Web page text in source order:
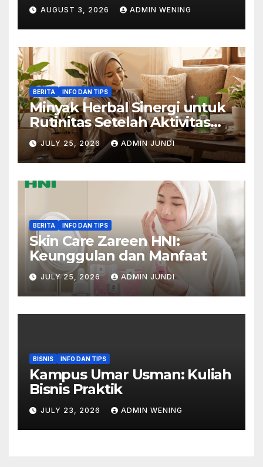
AUGUST 3, 2026 ADMIN WENING
BERITA INFO DAN TIPS
Minyak Herbal Sinergi untuk
Rutinitas Setelah Aktivitas
Padat
JULY 25, 2026 ADMIN JUNDI
BERITA INFO DAN TIPS
Skin Care Zareen HNI:
Keunggulan dan Manfaat
JULY 25, 2026 ADMIN JUNDI
BISNIS INFO DAN TIPS
Kampus Umar Usman: Kuliah
Bisnis Praktik
JULY 23, 2026 ADMIN WENING